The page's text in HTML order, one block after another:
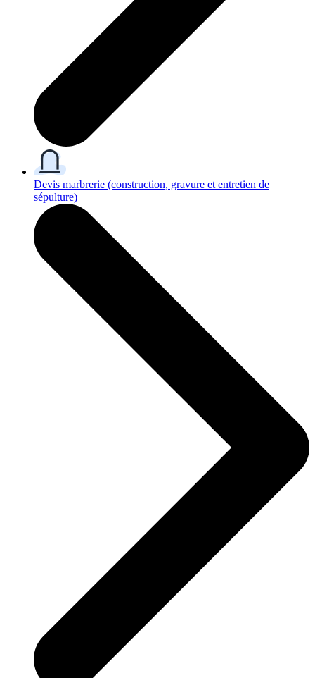
Devis marbrerie (construction, gravure et entretien de
sépulture)